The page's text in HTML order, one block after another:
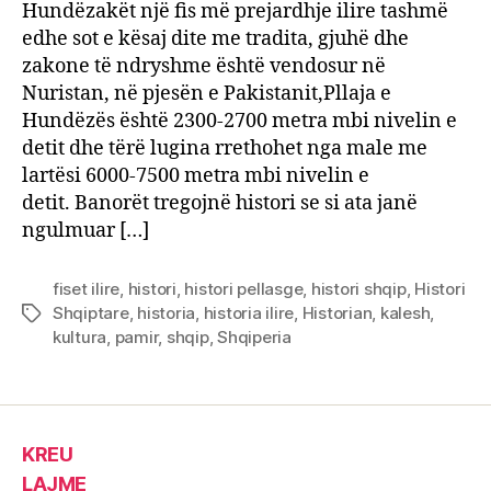
Hundëzakët një fis më prejardhje ilire tashmë
edhe sot e kësaj dite me tradita, gjuhë dhe
zakone të ndryshme është vendosur në
Nuristan, në pjesën e Pakistanit,Pllaja e
Hundëzës është 2300-2700 metra mbi nivelin e
detit dhe tërë lugina rrethohet nga male me
lartësi 6000-7500 metra mbi nivelin e
detit. Banorët tregojnë histori se si ata janë
ngulmuar […]
Tags
fiset ilire histori histori pellasge, histori shqip, Histori
Shqiptare, historia historia ilire Historian kalesh
kultura pamir, shqip,Shqiperia
KREU
LAJME